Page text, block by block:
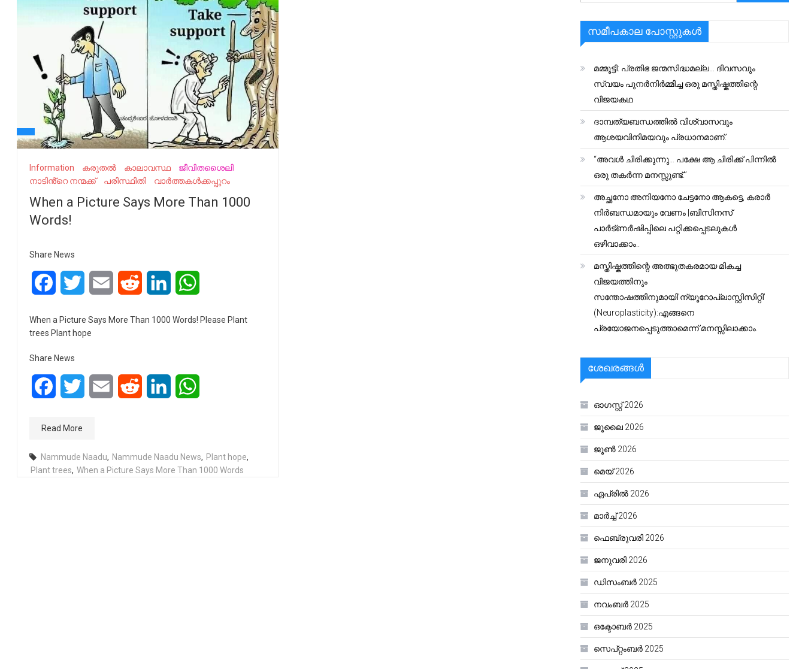
Information കരുതൽ കാലാവസ്ഥ
ജീവിതശൈലി
നാടിൻ്റെ നന്മക്ക്
പരിസ്ഥിതി വാർത്തകൾക്കപ്പുറം
When a Picture Says More Than 1000
Words!
Share News
FacebookTwitter Email Reddit LinkedIn
When a Picture Says More Than 1000 Words! Please Plant
trees Plant hope
Share News
FacebookTwitter Email Reddit LinkedIn
Read More
Nammude Naadu, Nammude Naadu News, Plant hope,
Plant trees, When a Picture Says More Than 1000 Words
സമീപകാല പോസ്റ്റുകൾ
മമ്മൂട്ടി: പ്രതിഭ ജന്മസിദ്ധമല്ല… ദിവസവും
സ്വയം പുനർനിർമ്മിച്ച ഒരു മസ്തിഷ്കത്തിന്റെ
വിജയകഥ
ദാമ്പത്യബന്ധത്തിൽ വിശ്വാസവും
ആശയവിനിമയവും പ്രധാനമാണ്.
“അവൾ ചിരിക്കുന്നു… പക്ഷേ ആ ചിരിക്ക് പിന്നിൽ
ഒരു തകർന്ന മനസ്സുണ്ട്.”
അച്ഛനോ അനിയനോ ചേട്ടനോ ആകട്ടെ, കരാർ
നിർബന്ധമായും വേണം |ബിസിനസ്
പാർട്ണർഷിപ്പിലെ പറ്റിക്കപ്പെടലുകൾ
ഒഴിവാക്കാം..
മസ്തിഷ്കത്തിന്റെ അത്ഭുതകരമായ മികച്ച
വിജയത്തിനും
സന്തോഷത്തിനുമായി’ന്യൂറോപ്ലാസ്റ്റിസിറ്റി’
(Neuroplasticity):എങ്ങനെ
പ്രയോജനപ്പെടുത്താമെന്ന് മനസ്സിലാക്കാം.
ശേഖരങ്ങൾ
ഓഗസ്റ്റ്‌ 2026
ജൂലൈ 2026
ജൂൺ 2026
മെയ്‌ 2026
ഏപ്രിൽ 2026
മാർച്ച്‌ 2026
ഫെബ്രുവരി 2026
ജനുവരി 2026
ഡിസംബർ 2025
നവംബർ 2025
ഒക്ടോബർ 2025
സെപ്റ്റംബർ 2025